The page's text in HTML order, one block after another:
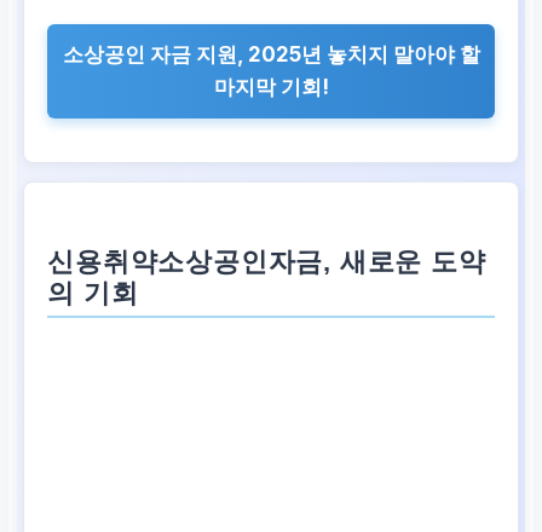
소상공인 자금 지원, 2025년 놓치지 말아야 할
마지막 기회!
신용취약소상공인자금, 새로운 도약
의 기회